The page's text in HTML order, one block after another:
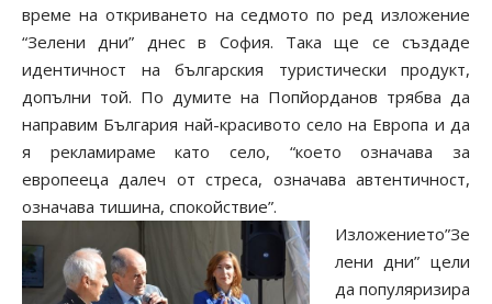
време на откриването на седмото по ред изложение
“Зелени дни” днес в София. Така ще се създаде
идентичност на българския туристически продукт,
допълни той. По думите на Попйорданов трябва да
направим България най-красивото село на Европа и да
я рекламираме като село, “което означава за
европееца далеч от стреса, означава автентичност,
означава тишина, спокойствие”.
Изложението”Зе
лени дни” цели
да популяризира